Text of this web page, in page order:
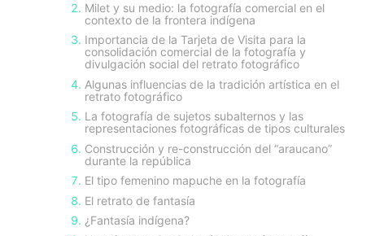
Milet y su medio: la fotografía comercial en el
contexto de la frontera indígena
Importancia de la Tarjeta de Visita para la
consolidación comercial de la fotografía y
divulgación social del retrato fotográfico
Algunas influencias de la tradición artística en el
retrato fotográfico
La fotografía de sujetos subalternos y las
representaciones fotográficas de tipos culturales
Construcción y re-construcción del “araucano”
durante la república
El tipo femenino mapuche en la fotografía
El retrato de fantasía
¿Fantasía indígena?